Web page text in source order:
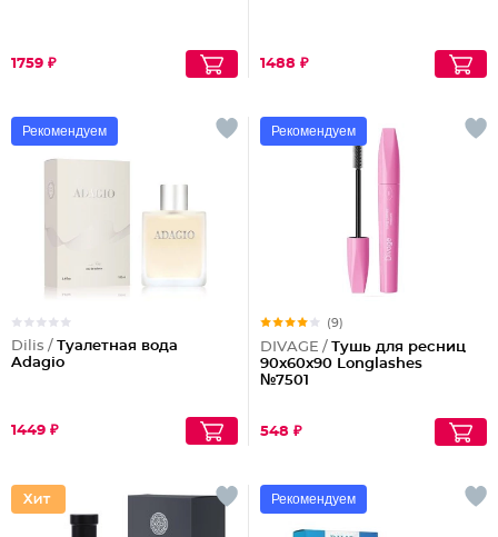
1759 ₽ 1488 ₽
Рекомендуем
Dilis / Туалетная вода
Adagio
1449 ₽
Рекомендуем
(9)
DIVAGE / Тушь для ресниц
90x60x90 Longlashes
№7501
548 ₽
Рекомендуем